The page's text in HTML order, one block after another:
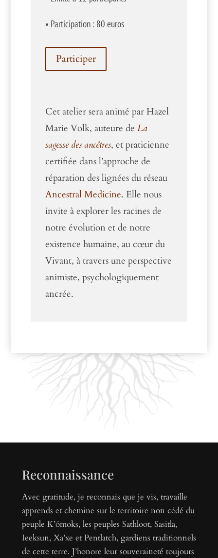
• Participation : 80 euros
Participer
Cet atelier sera animé par Hazel
Marie Volk, auteure de La
sagesse des ancêtres, et praticienne
certifiée dans l’approche de
réparation des lignées du réseau
Ancestral Medicine. Elle nous
invite à explorer les racines de
notre évolution et de notre
existence humaine, au cœur du
Vivant, à travers une perspective
animiste, psychologiquement
ancrée.
Reconnaissance
Avec gratitude, je reconnais que je vis, travaille
apprends et chemine sur le territoire non cédé du
peuple K’ómoks, les peuples Sathloot, Sasitla,
Ieeksun, Xa’xe et Pentlatch, gardiens traditionnels
de cette terre. J’honore leur souveraineté toujours